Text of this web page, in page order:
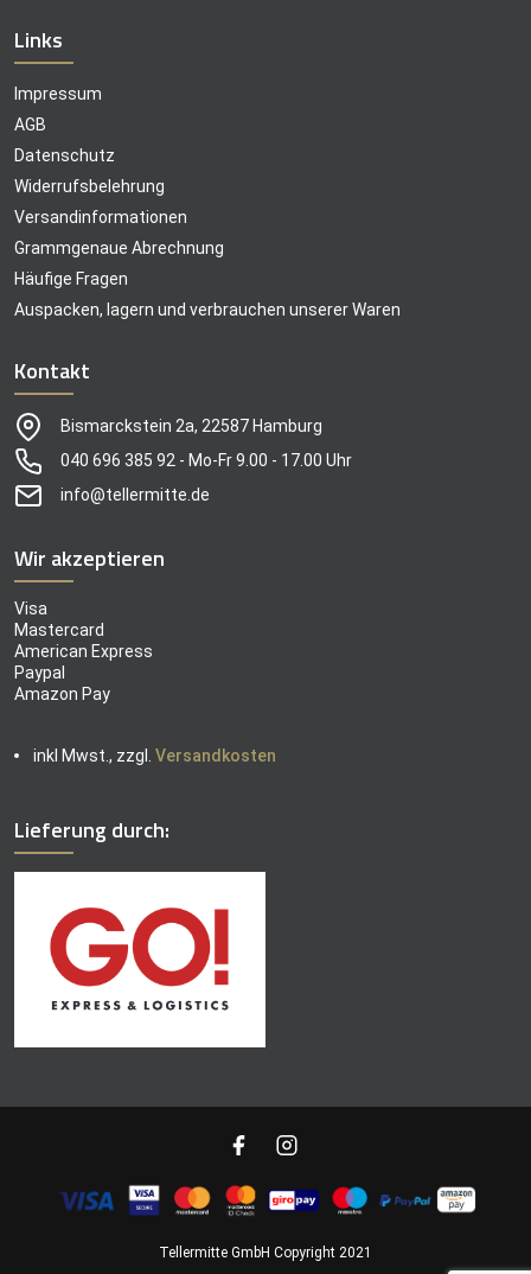
Links
Impressum
AGB
Datenschutz
Widerrufsbelehrung
Versandinformationen
Grammgenaue Abrechnung
Häufige Fragen
Auspacken, lagern und verbrauchen unserer Waren
Kontakt
Bismarckstein 2a, 22587 Hamburg
040 696 385 92 - Mo-Fr 9.00 - 17.00 Uhr
info@tellermitte.de
Wir akzeptieren
Visa
Mastercard
American Express
Paypal
Amazon Pay
inkl Mwst., zzgl. Versandkosten
Lieferung durch:
Tellermitte GmbH Copyright 2021